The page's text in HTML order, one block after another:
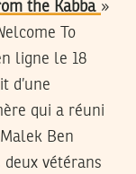
the Kabba »
To
ligne le 18
d’une
qui a réuni
Ben
vétérans